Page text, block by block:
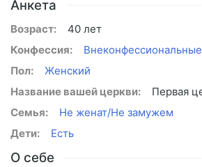
Анкета
Возраст:
40 лет
Конфессия:
Внеконфессиональные
Пол:
Женский
Название вашей церкви:
Первая
Семья:
Не женат/Не замужем
Дети:
Есть
О себе